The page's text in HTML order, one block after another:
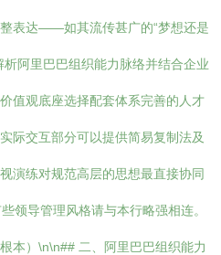
表达——如其流传甚广的“梦想还是
阿里巴巴组织能力脉络并结合企业
值观底座选择配套体系完善的人才
际交互部分可以提供简易复制法及
演练对规范高层的思想最直接协同
领导管理风格请与本行略强相连。
本）\n\n## 二、阿里巴巴组织能力